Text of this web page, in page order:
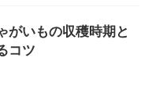
がいもの収穫時期と
コツ